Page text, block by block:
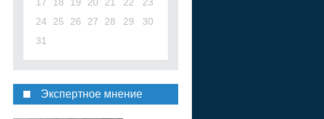
24
25 26 27 28 29
30
31
Экспертное мнение